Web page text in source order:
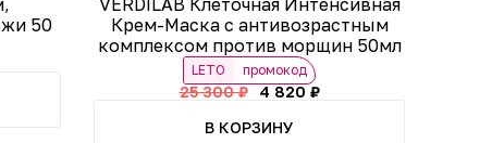
50
VERDILAB Клеточная Интенсивная
Крем-Маска с антивозрастным
комплексом против морщин 50мл
LETO промокод
25 300 ₽
4 820 ₽
В КОРЗИНУ